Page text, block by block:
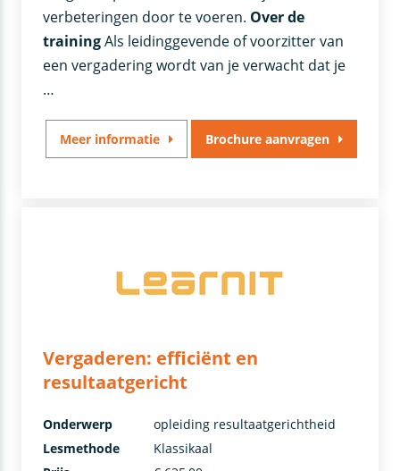
verbeteringen door te voeren. Over de
trainingAls leidinggevende of voorzitter van
een vergadering wordt van je verwacht dat je
…
Meer informatie Brochure aanvragen
Vergaderen: efficiënt en
resultaatgericht
Onderwerp
opleiding resultaatgerichtheid
Lesmethode
Klassikaal